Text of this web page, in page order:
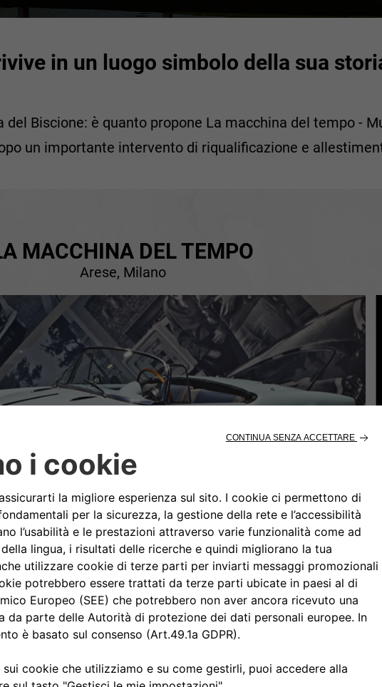
in un luogo simbolo della sua
Biscione: è quanto propone La macchina del tempo -
un importante intervento di riqualificazione e
MACCHINA DEL TEMPO
Arese, Milano
tempo occupata dal Centro Direzionale dell'Alfa Romeo,